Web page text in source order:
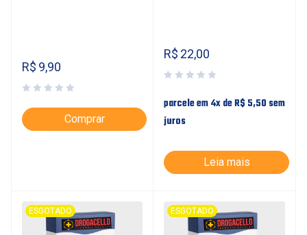
R$ 9,90
Comprar
R$ 22,00
parcele em 4x deR$ 5,50 sem
juros
Leia mais
ESGOTADO ESGOTADO